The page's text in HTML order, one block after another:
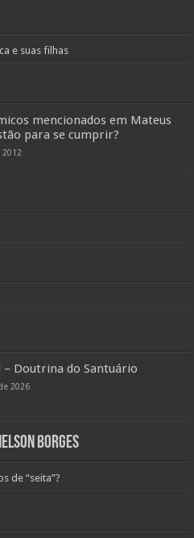
e suas filhas
mencionados em Mateus
para se cumprir?
– Doutrina do Santuário
2026
Borges
de “seita”?